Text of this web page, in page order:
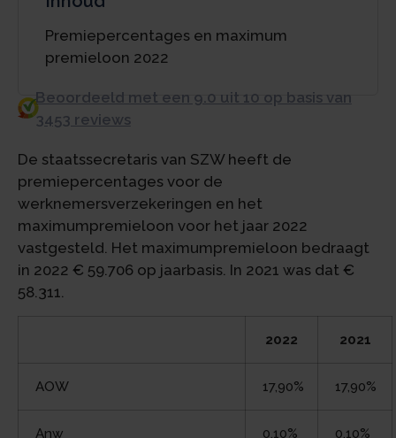
Premiepercentages en maximum
premieloon 2022
Beoordeeld met een 9.0 uit 10 op basis van
3453 reviews
De staatssecretaris van SZW heeft de
premiepercentages voor de
werknemersverzekeringen en het
maximumpremieloon voor het jaar 2022
vastgesteld. Het maximumpremieloon bedraagt
in 2022 € 59.706 op jaarbasis. In 2021 was dat €
58.311.
2022 2021
AOW 17,90% 17,90%
Anw 0,10% 0,10%